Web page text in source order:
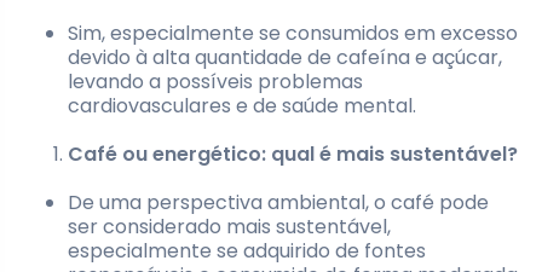
Sim, especialmente se consumidos em excesso
devido à alta quantidade de cafeína e açúcar,
levando a possíveis problemas
cardiovasculares e de saúde mental.
Café ou energético: qual é mais sustentável?
De uma perspectiva ambiental, o café pode
ser considerado mais sustentável,
especialmente se adquirido de fontes